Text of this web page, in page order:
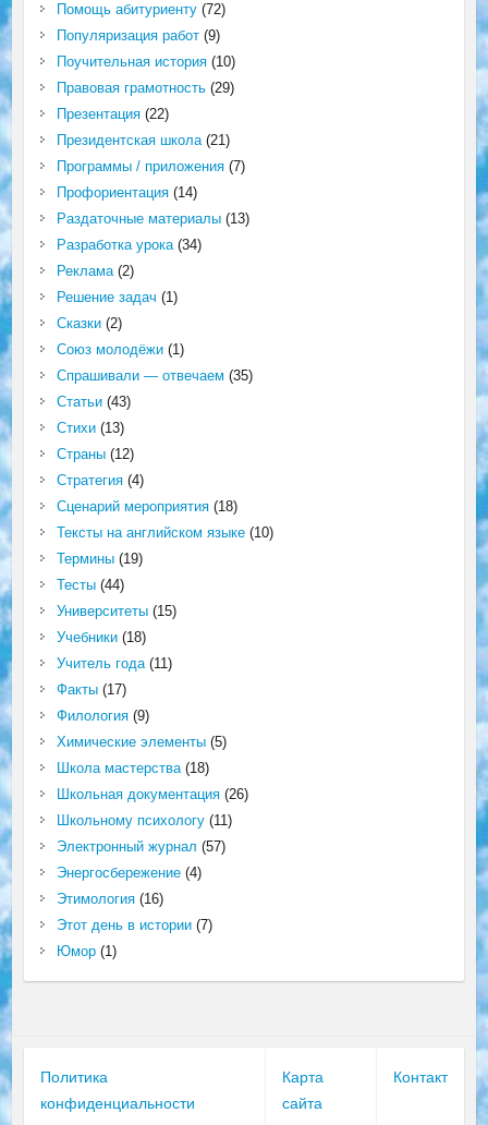
Помощь абитуриенту(72)
Популяризация работ(9)
Поучительная история(10)
Правовая грамотность(29)
Презентация(22)
Президентская школа(21)
Программы / приложения(7)
Профориентация(14)
Раздаточные материалы(13)
Разработка урока(34)
Реклама(2)
Решение задач (1)
Сказки(2)
Союз молодёжи(1)
Спрашивали — отвечаем (35)
Статьи(43)
Стихи(13)
Страны(12)
Стратегия(4)
Сценарий мероприятия(18)
Тексты на английском языке(10)
Термины(19)
Тесты(44)
Университеты(15)
Учебники(18)
Учитель года(11)
Факты(17)
Филология(9)
Химические элементы(5)
Школа мастерства(18)
Школьная документация(26)
Школьному психологу(11)
Электронный журнал (57)
Энергосбережение(4)
Этимология(16)
Этот день в истории(7)
Юмор(1)
Политика
конфиденциальности
Карта
сайта
Контакт